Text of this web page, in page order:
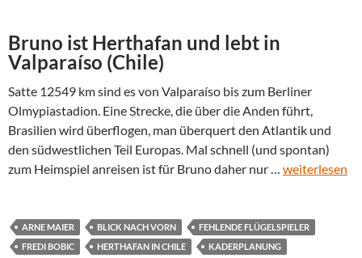
Bruno ist Herthafan und lebt in
Valparaíso (Chile)
Satte 12549 km sind es von Valparaíso bis zum Berliner
Olmypiastadion. Eine Strecke, die über die Anden führt,
Brasilien wird überflogen, man überquert den Atlantik und
den südwestlichen Teil Europas. Mal schnell (und spontan)
zum Heimspiel anreisen ist für Bruno daher nur … weiterlesen
ARNE MAIER BLICK NACH VORN
FEHLENDE FLÜGELSPIELER
FREDI BOBIC
HERTHAFAN IN CHILE
KADERPLANUNG